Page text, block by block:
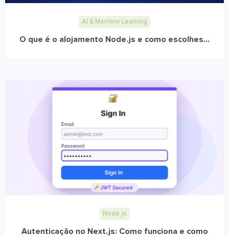
AI & Machine Learning
O que é o alojamento Node.js e como escolhes...
Node.js
Autenticação no Next.js: Como funciona e como